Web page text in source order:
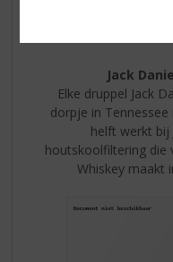
Jack
Elke druppel Jack
dorpje in
helft werkt bij
houtskoolfiltering die
Whiskey maakt